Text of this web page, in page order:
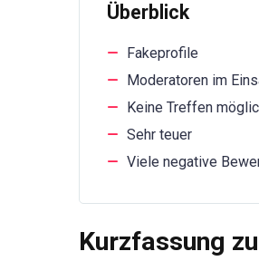
Überblick
Fakeprofile
Moderatoren im
Keine Treffen
Sehr teuer
Viele negative
Kurzfassung